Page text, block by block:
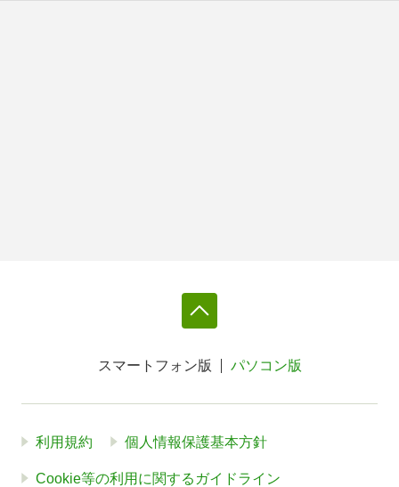
スマートフォン版 パソコン版
利用規約 個人情報保護基本方針
Cookie等の利用に関するガイドライン